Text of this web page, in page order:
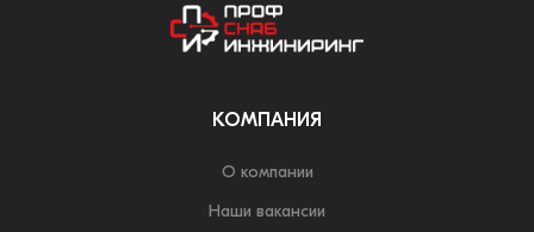
КОМПАНИЯ
О компании
Наши вакансии